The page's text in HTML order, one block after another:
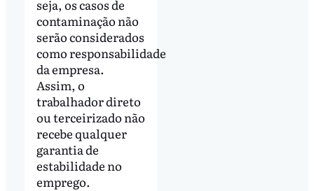
seja, os casos de
contaminação não
serão considerados
como responsabilidade
da empresa.
Assim, o
trabalhador direto
ou terceirizado não
recebe qualquer
garantia de
estabilidade no
emprego.